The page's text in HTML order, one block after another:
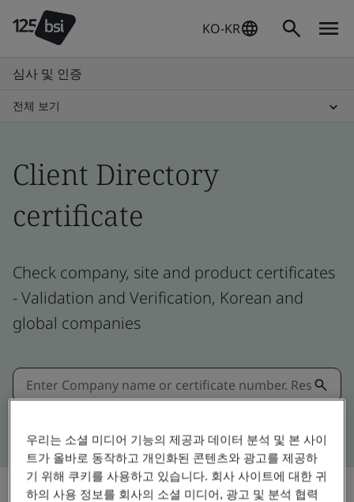
KO-KR
심사 및 인증
전체 보기
Client Directory
certificate
Check company, site and product certificates
- Validation and Verification, Korean and
global companies
우리는 소셜 미디어 기능의 제공과 데이터 분석 및 본 사이
트가 올바로 동작하고 개인화된 콘텐츠와 광고를 제공하
기 위해 쿠키를 사용하고 있습니다. 회사 사이트에 대한 귀
하의 사용 정보를 회사의 소셜 미디어, 광고 및 분석 협력